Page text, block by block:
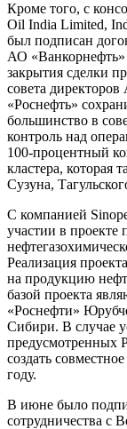
Кроме того, с
Oil India Limited,
был подписан
АО «Ванкорнефть»
закрытия сделки
совета
«Роснефть»
большинство в
контроль над
100-процентный
кластера, которая
Сузуна,
С компанией
участии в проекте
Реализация
на продукцию
базой проекта
«Роснефти»
Сибири. В случае
предусмотренных
создать
году.
В июне было
сотрудничества с